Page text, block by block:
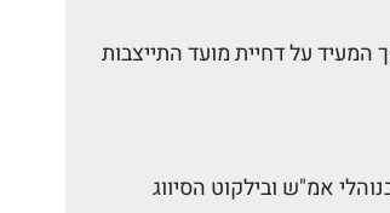
מסמך המעיד על כך או שהציג מסמך המעיד על דחיית מועד התייצבות
אמ"ש ובילקוט הסיווג